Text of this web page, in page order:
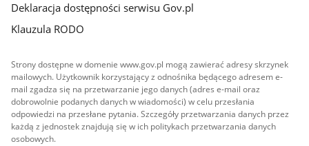
Deklaracja dostępności serwisu Gov.pl
Klauzula RODO
Strony dostępne w domenie www.gov.pl mogą zawierać adresy skrzynek
mailowych. Użytkownik korzystający z odnośnika będącego adresem e-
mail zgadza się na przetwarzanie jego danych (adres e-mail oraz
dobrowolnie podanych danych w wiadomości) w celu przesłania
odpowiedzi na przesłane pytania. Szczegóły przetwarzania danych przez
każdą z jednostek znajdują się w ich politykach przetwarzania danych
osobowych.